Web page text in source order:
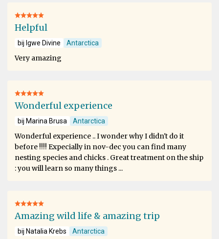
Helpful
bij Igwe Divine Antarctica
Very amazing
Wonderful experience
bij Marina Brusa Antarctica
Wonderful experience .. I wonder why I didn't do it
before !!!! Expecially in nov-dec you can find many
nesting species and chicks . Great treatment on the ship
: you will learn so many things ...
Amazing wild life & amazing trip
bij Natalia Krebs Antarctica